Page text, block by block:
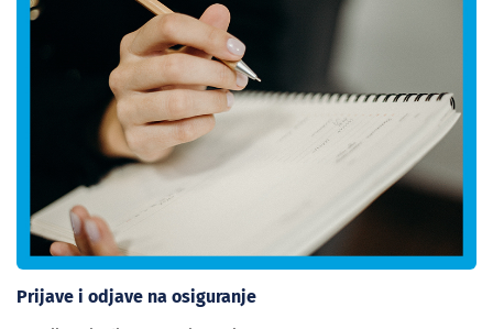
Prijave i odjave na osiguranje